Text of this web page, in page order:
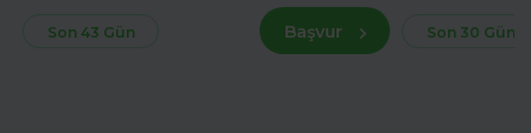
Son 43 Gün Başvur Son 30 Gün